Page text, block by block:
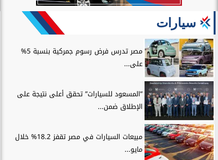
سيارات
مصر تدرس فرض رسوم جمركية بنسبة 5%
على...
”المسعود للسيارات” تحقق أعلى نتيجة على
الإطلاق ضمن...
مبيعات السيارات في مصر تقفز 18.2% خلال
مايو...